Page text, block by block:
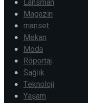
Lansman
Magazin
manset
Mekan
Moda
Röportaj
Sağlık
Teknoloji
Yaşam